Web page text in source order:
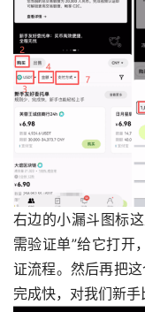
右边的小漏斗图标
需验证单”给它打开
证流程。然后再把这
完成快，对我们新手